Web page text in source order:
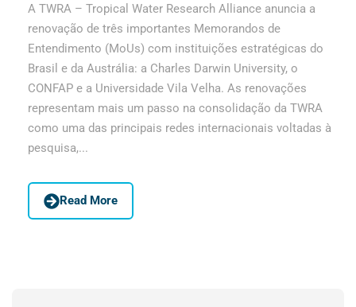
A TWRA – Tropical Water Research Alliance anuncia a
renovação de três importantes Memorandos de
Entendimento (MoUs) com instituições estratégicas do
Brasil e da Austrália: a Charles Darwin University, o
CONFAP e a Universidade Vila Velha. As renovações
representam mais um passo na consolidação da TWRA
como uma das principais redes internacionais voltadas à
pesquisa,...
Read More